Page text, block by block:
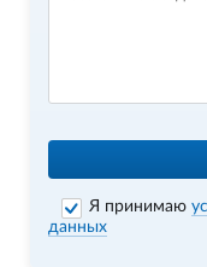
Я принимаю
данных